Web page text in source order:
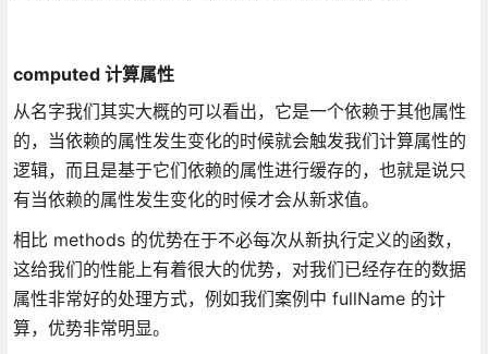
computed 计算属性
从名字我们其实大概的可以看出，它是一个依赖于其他属性
的，当依赖的属性发生变化的时候就会触发我们计算属性的
逻辑，而且是基于它们依赖的属性进行缓存的，也就是说只
有当依赖的属性发生变化的时候才会从新求值。
相比 methods 的优势在于不必每次从新执行定义的函数，
这给我们的性能上有着很大的优势，对我们已经存在的数据
属性非常好的处理方式，例如我们案例中 fullName 的计
算，优势非常明显。